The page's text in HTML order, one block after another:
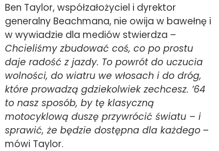
Ben Taylor, współzałożyciel i dyrektor
generalny Beachmana, nie owija w bawełnę i
w wywiadzie dla mediów stwierdza –
Chcieliśmy zbudować coś, co po prostu
daje radość z jazdy. To powrót do uczucia
wolności, do wiatru we włosach i do dróg,
które prowadzą gdziekolwiek zechcesz. ’64
to nasz sposób, by tę klasyczną
motocyklową duszę przywrócić światu – i
sprawić, że będzie dostępna dla każdego –
mówi Taylor.